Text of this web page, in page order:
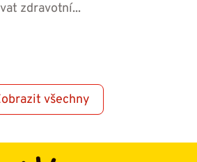
zdravotní...
všechny